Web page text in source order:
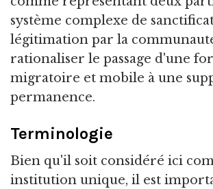
système complexe de
légitimation par la
rationaliser le passage d'une
migratoire et mobile à une
permanence.
Terminologie
Bien qu'il soit considéré ici
institution unique, il est